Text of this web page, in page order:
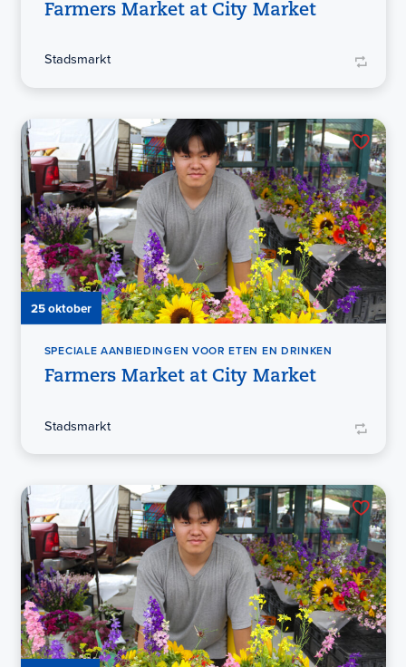
Farmers Market at City Market
Stadsmarkt
25 oktober
SPECIALE AANBIEDINGEN VOOR ETEN EN DRINKEN
Farmers Market at City Market
Stadsmarkt